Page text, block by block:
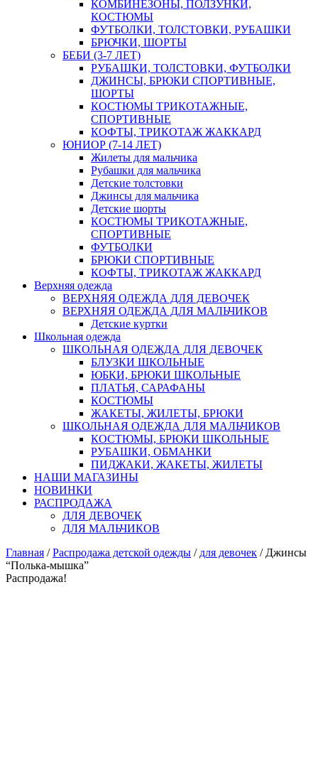
КОМБИНЕЗОНЫ, ПОЛЗУНКИ,
КОСТЮМЫ
ФУТБОЛКИ, ТОЛСТОВКИ, РУБАШКИ
БРЮЧКИ, ШОРТЫ
БЕБИ (3-7 ЛЕТ)
РУБАШКИ, ТОЛСТОВКИ, ФУТБОЛКИ
ДЖИНСЫ, БРЮКИ СПОРТИВНЫЕ,
ШОРТЫ
КОСТЮМЫ ТРИКОТАЖНЫЕ,
СПОРТИВНЫЕ
КОФТЫ, ТРИКОТАЖ ЖАККАРД
ЮНИОР (7-14 ЛЕТ)
Жилеты для мальчика
Рубашки для мальчика
Детские толстовки
Джинсы для мальчика
Детские шорты
КОСТЮМЫ ТРИКОТАЖНЫЕ,
СПОРТИВНЫЕ
ФУТБОЛКИ
БРЮКИ СПОРТИВНЫЕ
КОФТЫ, ТРИКОТАЖ ЖАККАРД
Верхняя одежда
ВЕРХНЯЯ ОДЕЖДА ДЛЯ ДЕВОЧЕК
ВЕРХНЯЯ ОДЕЖДА ДЛЯ МАЛЬЧИКОВ
Детские куртки
Школьная одежда
ШКОЛЬНАЯ ОДЕЖДА ДЛЯ ДЕВОЧЕК
БЛУЗКИ ШКОЛЬНЫЕ
ЮБКИ, БРЮКИ ШКОЛЬНЫЕ
ПЛАТЬЯ, САРАФАНЫ
КОСТЮМЫ
ЖАКЕТЫ, ЖИЛЕТЫ, БРЮКИ
ШКОЛЬНАЯ ОДЕЖДА ДЛЯ МАЛЬЧИКОВ
КОСТЮМЫ, БРЮКИ ШКОЛЬНЫЕ
РУБАШКИ, ОБМАНКИ
ПИДЖАКИ, ЖАКЕТЫ, ЖИЛЕТЫ
НАШИ МАГАЗИНЫ
НОВИНКИ
РАСПРОДАЖА
ДЛЯ ДЕВОЧЕК
ДЛЯ МАЛЬЧИКОВ
Главная /Распродажа детской одежды / для девочек / Джинсы
“Полька-мышка”
Распродажа!